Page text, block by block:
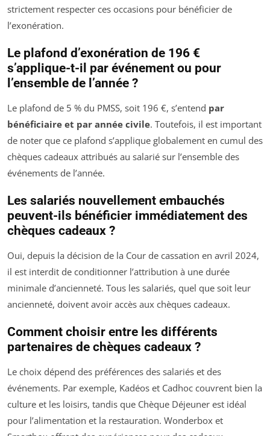
strictement respecter ces occasions pour bénéficier de
l’exonération.
Le plafond d’exonération de 196 €
s’applique-t-il par événement ou pour
l’ensemble de l’année ?
Le plafond de 5 % du PMSS, soit 196 €, s’entend par
bénéficiaire et par année civile. Toutefois, il est important
de noter que ce plafond s’applique globalement en cumul des
chèques cadeaux attribués au salarié sur l’ensemble des
événements de l’année.
Les salariés nouvellement embauchés
peuvent-ils bénéficier immédiatement des
chèques cadeaux ?
Oui, depuis la décision de la Cour de cassation en avril 2024,
il est interdit de conditionner l’attribution à une durée
minimale d’ancienneté. Tous les salariés, quel que soit leur
ancienneté, doivent avoir accès aux chèques cadeaux.
Comment choisir entre les différents
partenaires de chèques cadeaux ?
Le choix dépend des préférences des salariés et des
événements. Par exemple, Kadéos et Cadhoc couvrent bien la
culture et les loisirs, tandis que Chèque Déjeuner est idéal
pour l’alimentation et la restauration. Wonderbox et